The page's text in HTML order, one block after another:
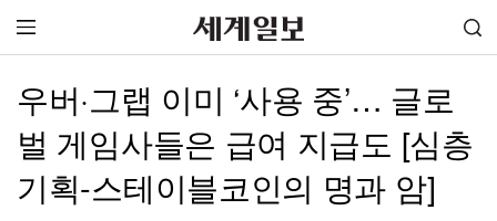
우버·그랩 이미 ‘사용 중’… 글로
벌 게임사들은 급여 지급도 [심층
기획-스테이블코인의 명과 암]